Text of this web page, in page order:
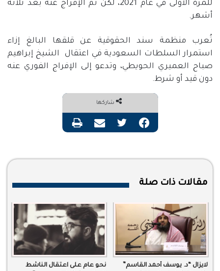
للمرة الأولى في عام
، لكن تم الإفراج عنه بعد ثلاثة
أشهر.
تُعرب منظمة سند الحقوقية عن قلقها البالغ إزاء
استمرار السلطات السعودية في اعتقال
الشيخ إبراهيم
صباح العميري الحويطي، وتدعو إلى الإفراج الفوري عنه
دون قيد أو شرط.
شاركها
فيسبوك تويتر مشاركة عبر البريد طباعة
مقالات ذات صلة
لايزال “د. يوسف أحمد القاسم”
نحو عام على اعتقال الناشط